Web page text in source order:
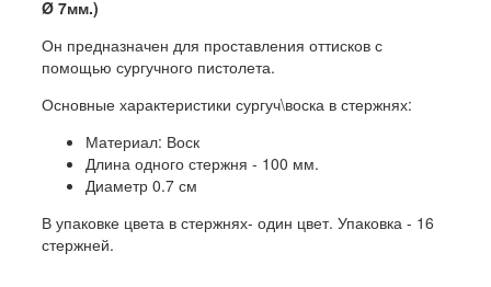
Ø 7мм.)
Он предназначен для проставления оттисков с
помощью сургучного пистолета.
Основные характеристики сургуч\воска в стержнях:
Материал: Воск
Длина одного стержня - 100 мм.
Диаметр 0.7 см
В упаковке цвета в стержнях- один цвет. Упаковка - 16
стержней.